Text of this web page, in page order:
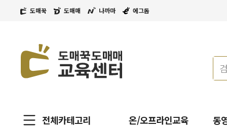
도매꾹 도매매 나까마 에그돔
전체카테고리 온/오프라인교육 동